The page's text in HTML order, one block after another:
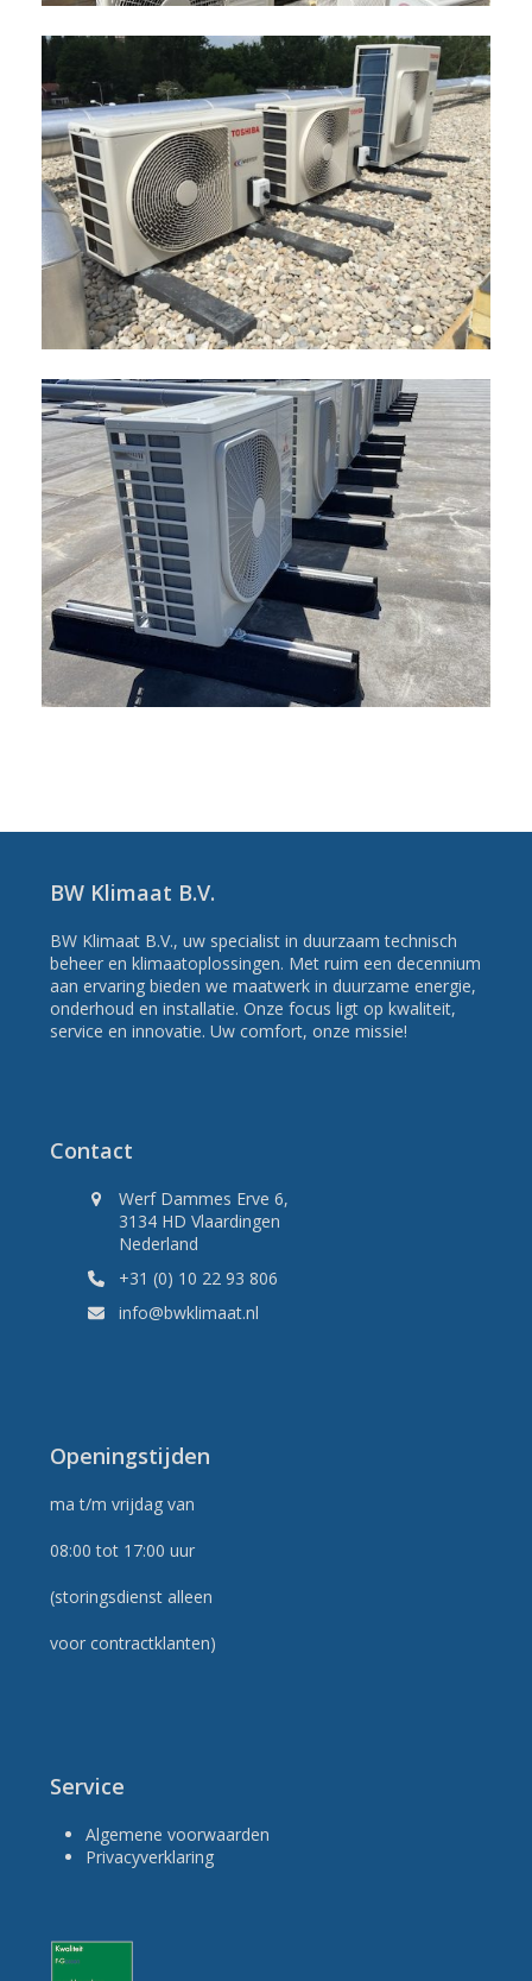
BW Klimaat B.V.
BW Klimaat B.V., uw specialist in duurzaam technisch
beheer en klimaatoplossingen. Met ruim een decennium
aan ervaring bieden we maatwerk in duurzame energie,
onderhoud en installatie. Onze focus ligt op kwaliteit,
service en innovatie. Uw comfort, onze missie!
Contact
Werf Dammes Erve 6,
3134 HD Vlaardingen
Nederland
+31 (0) 10 22 93 806
info@bwklimaat.nl
Openingstijden
ma t/m vrijdag van
08:00 tot 17:00 uur
(storingsdienst alleen
voor contractklanten)
Service
Algemene voorwaarden
Privacyverklaring